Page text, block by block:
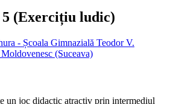
(Exercițiu ludic)
- Școala Gimnazială Teodor V.
(Suceava)
un joc didactic atractiv prin intermediul